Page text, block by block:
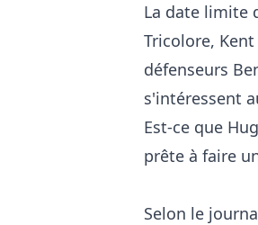
La date limite
Tricolore,
défenseurs
s'intéressent
Est-ce que
prête à faire
Selon le